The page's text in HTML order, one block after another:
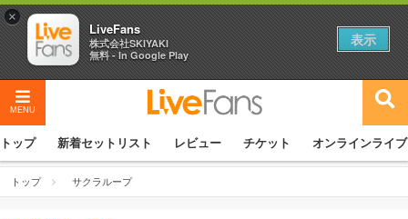
MENU
トップ 新着セットリスト レビュー チケット オンラインライブ
トップ サクラループ
×
LiveFans
株式会社SKIYAKI
無料 - In Google Play
表示